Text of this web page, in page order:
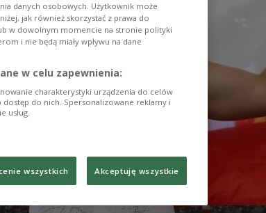
danych osobowych. Użytkownik może
jak również skorzystać z prawa do
w dowolnym momencie na stronie polityki
i nie będą miały wpływu na dane
w celu zapewnienia:
charakterystyki urządzenia do celów
do nich. Spersonalizowane reklamy i
usług.
wszystkich Akceptuję wszystkie